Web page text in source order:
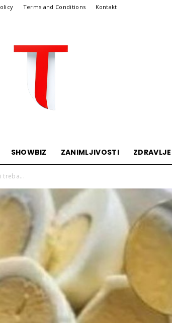
Terms and Conditions Kontakt
Portal
SHOWBIZ ZANIMLJIVOSTI ZDRAVLJE
treba...